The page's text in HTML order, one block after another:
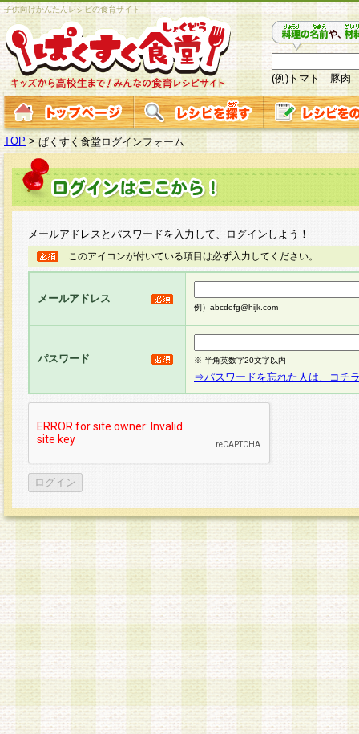
子供向けかんたんレシピの食育サイト
(例)トマト 豚肉
TOP > ぱくすく食堂ログインフォーム
メールアドレスとパスワードを入力して、ログインしよう！
このアイコンが付いている項目は必ず入力してください。
メールアドレス
例）abcdefg@hijk.com
パスワード ※ 半角英数字20文字以内
⇒パスワードを忘れた人は、コチ